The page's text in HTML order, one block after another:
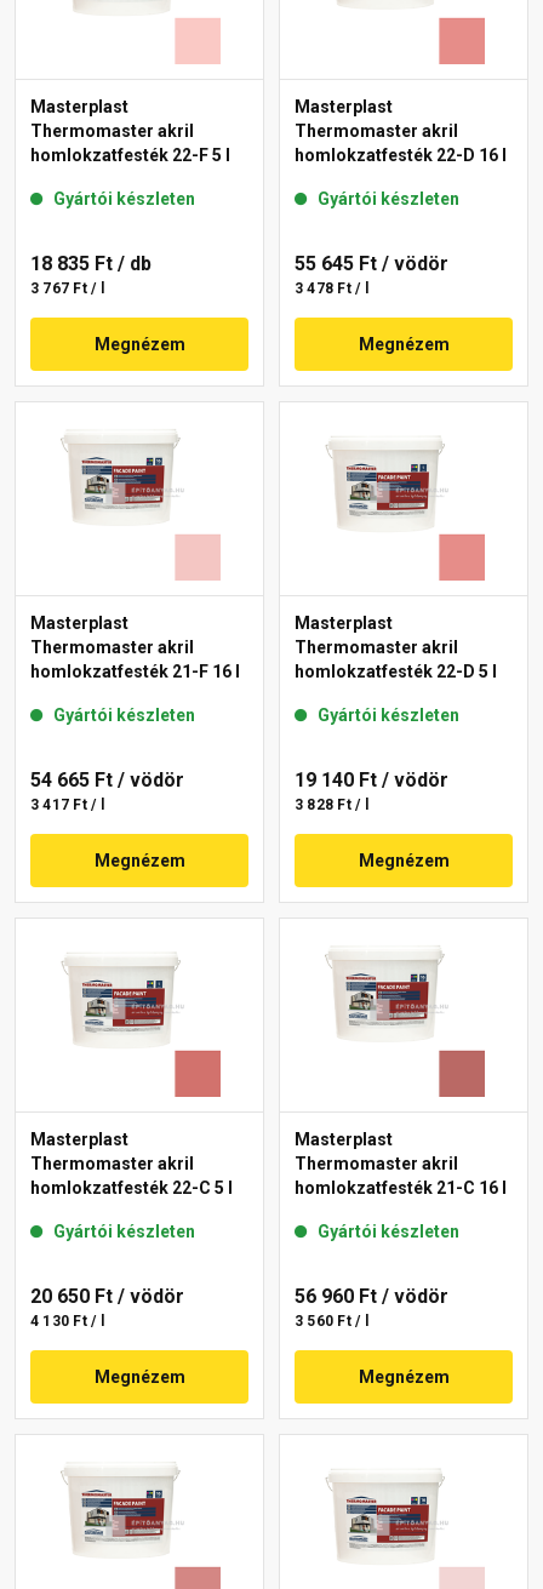
Masterplast
Thermomaster akril
homlokzatfesték 22-F 5 l
Gyártói készleten
18 835 Ft / db
3 767 Ft / l
Megnézem
Masterplast
Thermomaster akril
homlokzatfesték 22-D 16 l
Gyártói készleten
55 645 Ft / vödör
3 478 Ft / l
Megnézem
Masterplast
Thermomaster akril
homlokzatfesték 21-F 16 l
Gyártói készleten
54 665 Ft / vödör
3 417 Ft / l
Megnézem
Masterplast
Thermomaster akril
homlokzatfesték 22-D 5 l
Gyártói készleten
19 140 Ft / vödör
3 828 Ft / l
Megnézem
Masterplast
Thermomaster akril
homlokzatfesték 22-C 5 l
Gyártói készleten
20 650 Ft / vödör
4 130 Ft / l
Megnézem
Masterplast
Thermomaster akril
homlokzatfesték 21-C 16 l
Gyártói készleten
56 960 Ft / vödör
3 560 Ft / l
Megnézem